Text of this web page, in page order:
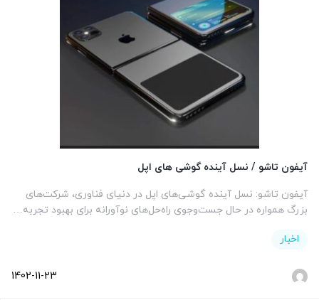
آیفون تاشو / نسل آینده گوشی های اپل
آیفون تاشو: نسل آینده گوشی‌های اپل در دنیای فناوری، شرکت‌های
بزرگ همواره در حال جست‌وجوی راه‌حل‌های نوآورانه برای بهبود تجربه…
اخبار
1402-11-23